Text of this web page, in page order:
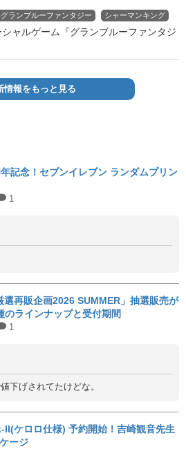
グランブルーファンタジー シャーマンキング
ャルゲーム『グランブルーファンタジ
情報をもっと見る
記念！セブンイレブン ランダムプリン
1
選再販企画2026 SUMMER」抽選販売が
のラインナップと受付期間
1
下げされてたけどな。
II(ケロロ仕様) 予約開始！吉崎観音先生
ージ